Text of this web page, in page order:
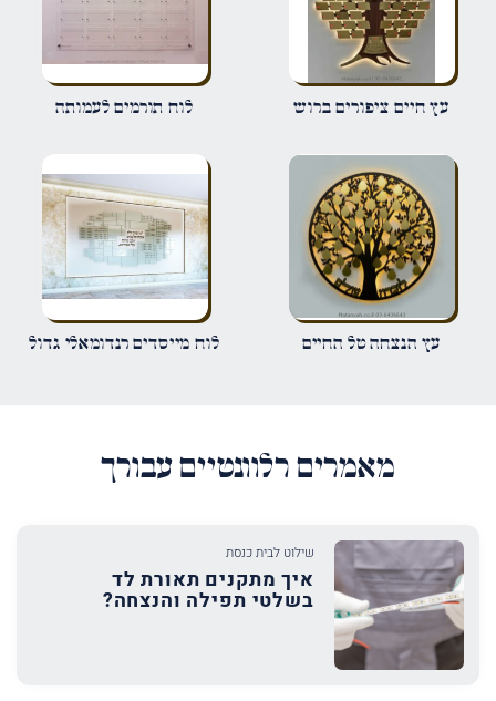
שם*
אימייל*
שמור בדפדפן זה את השם, האימייל והאתר שלי לפעם הבאה שאגיב.
עץ חיים ציפורים ברוש לוח תורמים לעמותה
עץ הנצחה טל החיים לוח מייסדים רנדומאלי גדול
מאמרים רלוונטיים עבורך
שילוט לבית כנסת
איך מתקנים תאורת לד
בשלטי תפילה והנצחה?